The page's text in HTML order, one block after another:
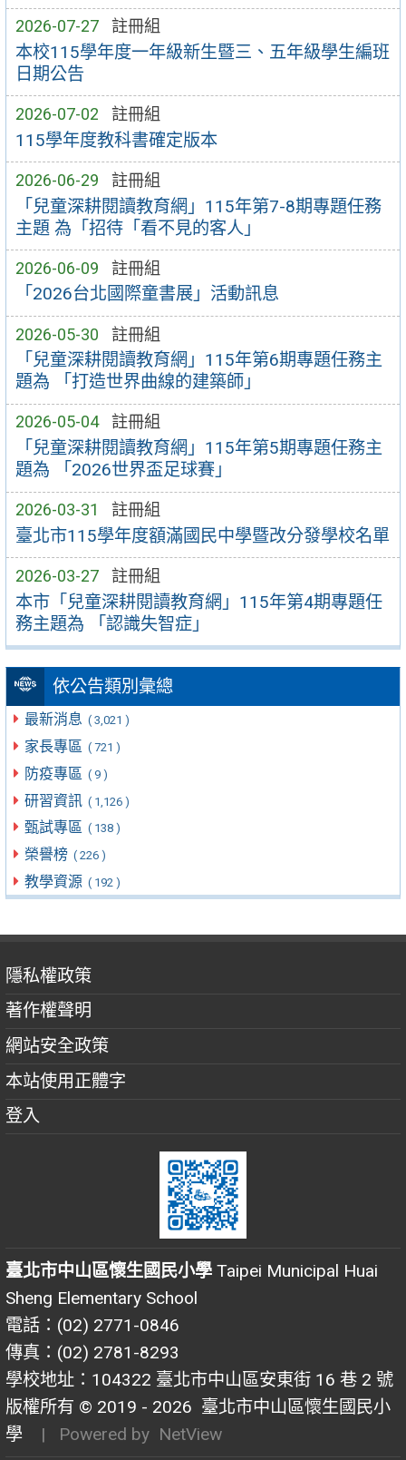
2026-07-27 註冊組
本校115學年度一年級新生暨三、五年級學生編班
日期公告
2026-07-02 註冊組
115學年度教科書確定版本
2026-06-29 註冊組
「兒童深耕閱讀教育網」115年第7-8期專題任務
主題 為「招待「看不見的客人」
2026-06-09 註冊組
「2026台北國際童書展」活動訊息
2026-05-30 註冊組
「兒童深耕閱讀教育網」115年第6期專題任務主
題為 「打造世界曲線的建築師」
2026-05-04 註冊組
「兒童深耕閱讀教育網」115年第5期專題任務主
題為 「2026世界盃足球賽」
2026-03-31 註冊組
臺北市115學年度額滿國民中學暨改分發學校名單
2026-03-27 註冊組
本市「兒童深耕閱讀教育網」115年第4期專題任
務主題為 「認識失智症」
依公告類別彙總
最新消息 ( 3,021 )
家長專區 ( 721 )
防疫專區 ( 9 )
研習資訊 ( 1,126 )
甄試專區 ( 138 )
榮譽榜 ( 226 )
教學資源 ( 192 )
隱私權政策
著作權聲明
網站安全政策
本站使用正體字
登入
臺北市中山區懷生國民小學 Taipei Municipal Huai
Sheng Elementary School
電話：(02) 2771-0846
傳真：(02) 2781-8293
學校地址：104322 臺北市中山區安東街 16 巷 2 號
版權所有 © 2019 - 2026 臺北市中山區懷生國民小
學
| Powered by NetView